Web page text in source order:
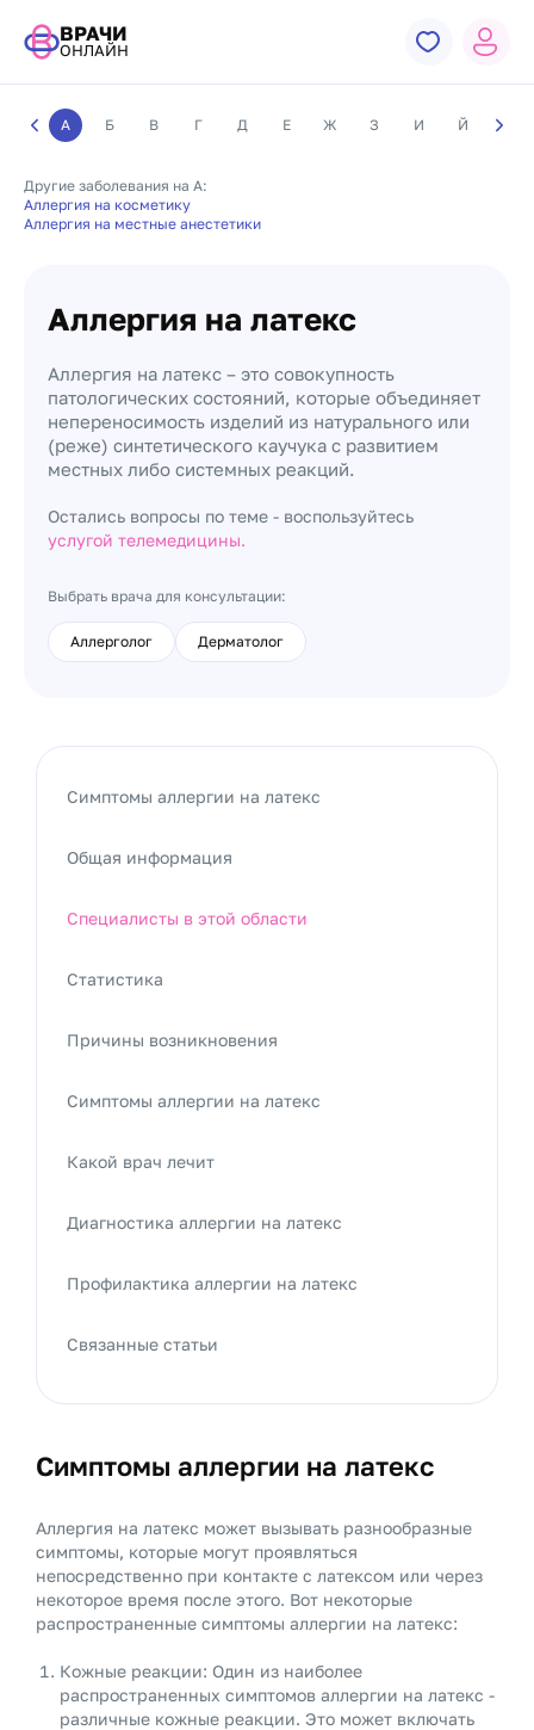
ВРАЧИ
ОНЛАЙН
А Б В Г Д Е Ж З И Й К
Другие заболевания на А:
Аллергия на косметику
Аллергия на местные анестетики
Аллергия на латекс
Аллергия на латекс – это совокупность
патологических состояний, которые объединяет
непереносимость изделий из натурального или
(реже) синтетического каучука с развитием
местных либо системных реакций.
Остались вопросы по теме - воспользуйтесь
услугой телемедицины.
Выбрать врача для консультации:
Аллерголог Дерматолог
Симптомы аллергии на латекс
Аллергия на латекс может вызывать разнообразные
симптомы, которые могут проявляться
непосредственно при контакте с латексом или через
некоторое время после этого. Вот некоторые
распространенные симптомы аллергии на латекс:
Кожные реакции: Один из наиболее
распространенных симптомов аллергии на латекс -
различные кожные реакции. Это может включать
Симптомы аллергии на латекс
Общая информация
Специалисты в этой области
Статистика
Причины возникновения
Симптомы аллергии на латекс
Какой врач лечит
Диагностика аллергии на латекс
Профилактика аллергии на латекс
Связанные статьи